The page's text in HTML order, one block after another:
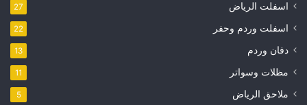
اسفلت الرياض 27
اسفلت وردم وحفر 22
دفان وردم 13
مظلات وسواتر 11
ملاحق الرياض 5